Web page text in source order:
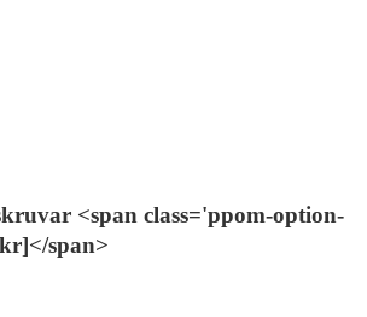
<span class='ppom-option-
span>